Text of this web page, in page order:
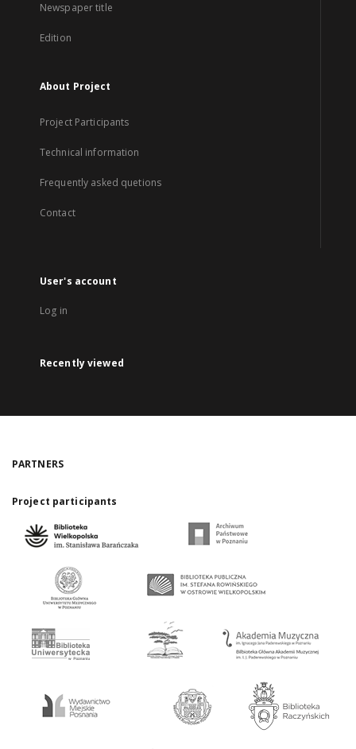
Newspaper title
Edition
About Project
Project Participants
Technical information
Frequently asked quetions
Contact
User's account
Log in
Recently viewed
PARTNERS
Project participants